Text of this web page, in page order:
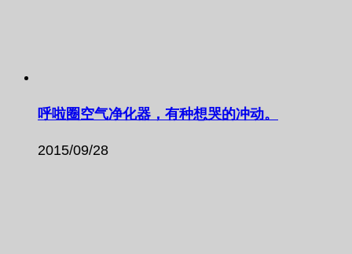
呼啦圈空气净化器，有种想哭的冲动。
2015/09/28